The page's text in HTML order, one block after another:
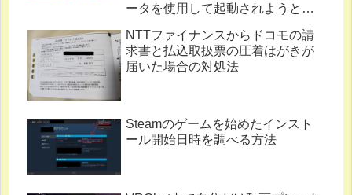
ータを使用して起動されようとし
NTTファイナンスからドコモの請
求書と払込取扱票の圧着はがきが
届いた場合の対処法
Steamのゲームを始めたインスト
ール開始日時を調べる方法